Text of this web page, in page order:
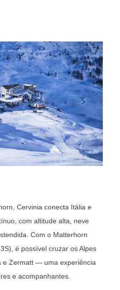
Cervinia conecta Itália e
com altitude alta, neve
Com o Matterhorn
é possível cruzar os Alpes
e Zermatt — uma experiência
e acompanhantes.